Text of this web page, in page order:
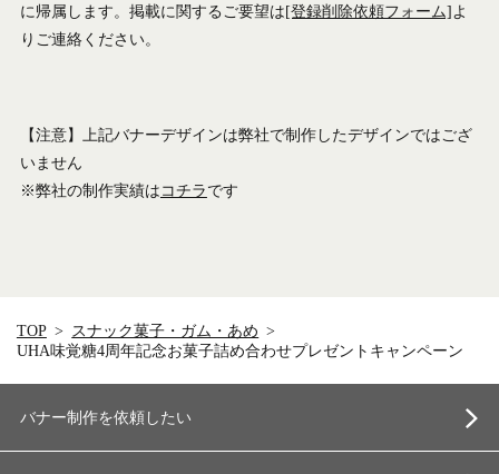
に帰属します。掲載に関するご要望は[登録削除依頼フォーム]よ
りご連絡ください。
【注意】上記バナーデザインは弊社で制作したデザインではござ
いません
※弊社の制作実績はコチラです
TOP
スナック菓子・ガム・あめ
UHA味覚糖4周年記念お菓子詰め合わせプレゼントキャンペーン
バナー制作を依頼したい